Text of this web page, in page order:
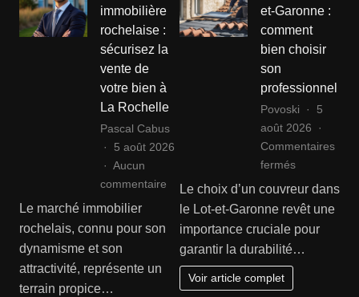
immobilière
rochelaise :
sécurisez la
vente de
votre bien à
La Rochelle
Pascal Cabus
5 août 2026
Aucun
commentairesur
Agence
rochelaise
sécurisez
Le marché immobilier
rochelais, connu pour son
dynamisme et son
attractivité, représente un
terrain propice…
et-Garonne :
comment
bien choisir
son
professionnel
Povoski
5
août 2026
Commentaires
ferméssur
Couvreur
Lot-
Garonne
:
Le choix d’un couvreur dans
le Lot-et-Garonne revêt une
importance cruciale pour
garantir la durabilité…
Voir article complet